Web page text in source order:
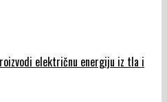
električnu energiju iz tla i